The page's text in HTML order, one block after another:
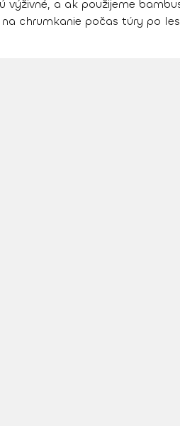
výživné, a ak použijeme
chrumkanie počas túry po